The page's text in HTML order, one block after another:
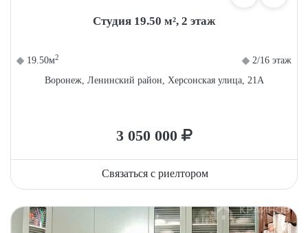
Студия 19.50 м², 2 этаж
19.50м2
2/16 этаж
Воронеж, Ленинский район, Херсонская улица, 21А
3 050 000
Связаться с риелтором